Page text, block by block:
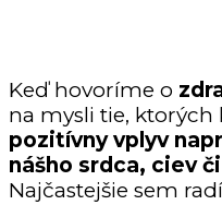
Keď hovoríme o
na mysli tie,
pozitívny vplyv
nášho srdca, ciev
Najčastejšie sem